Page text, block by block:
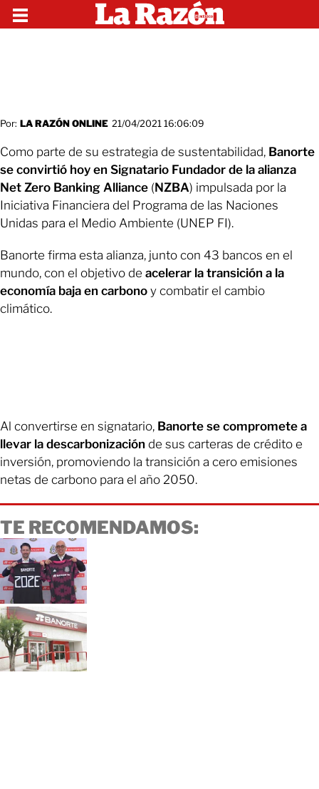
Por: LA RAZÓN ONLINE 21/04/2021 16:06:09
Como parte de su estrategia de sustentabilidad, Banorte
se convirtió hoy en Signatario Fundador de la alianza
Net Zero Banking Alliance (NZBA) impulsada por la
Iniciativa Financiera del Programa de las Naciones
Unidas para el Medio Ambiente (UNEP FI).
Banorte firma esta alianza, junto con 43 bancos en el
mundo, con el objetivo de acelerar la transición a la
economía baja en carbono y combatir el cambio
climático.
Al convertirse en signatario, Banorte se compromete a
llevar la descarbonización de sus carteras de crédito e
inversión, promoviendo la transición a cero emisiones
netas de carbono para el año 2050.
TE RECOMENDAMOS: